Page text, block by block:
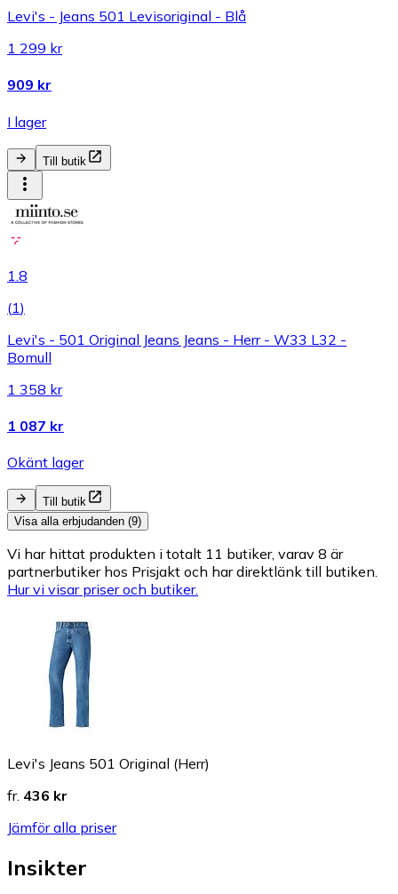
Levi's - Jeans 501 Levisoriginal - Blå
1 299 kr
909 kr
I lager
Till butik
1.8
(1)
Levi's - 501 Original Jeans Jeans - Herr - W33 L32 -
Bomull
1 358 kr
1 087 kr
Okänt lager
Till butik
Visa alla erbjudanden (9)
Vi har hittat produkten i totalt 11 butiker, varav 8 är
partnerbutiker hos Prisjakt och har direktlänk till butiken.
Hur vi visar priser och butiker.
Levi's Jeans 501 Original (Herr)
fr. 436 kr
Jämför alla priser
Insikter